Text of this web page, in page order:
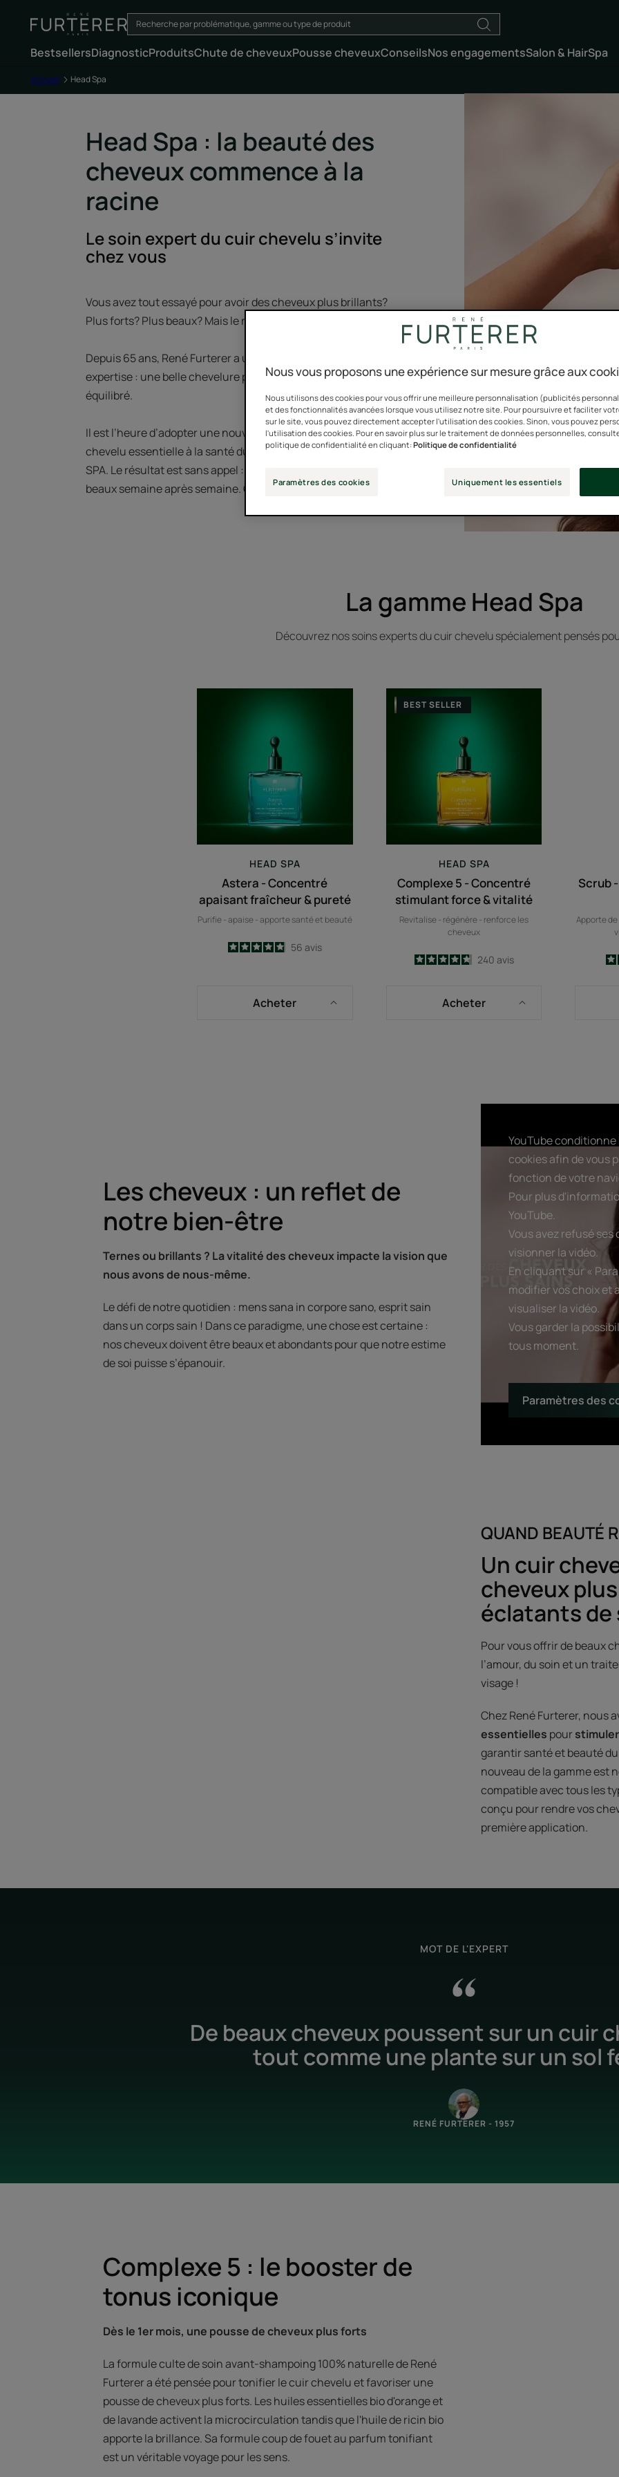
BestsellersDiagnosticProduitsChute de cheveuxPousse cheveuxConseilsNos engagementsSalon & HairSpa
Accueil Head Spa
Head Spa : la beauté des
cheveux commence à la
racine
Le soin expert du cuir chevelu s’invite
chez vous
Vous avez tout essayé pour avoir des cheveux plus brillants?
Plus forts? Plus beaux? Mais le résultat reste le même!
Depuis 65 ans, René Furterer a une conviction et en fait une
expertise : une belle chevelure passe par un cuir chevelu sain et
équilibré. ​
Il est l’heure d’adopter une nouvelle routine de soin du cuir
chevelu essentielle à la santé du cheveu avec la gamme HEAD
SPA. Le résultat est sans appel : des cheveux visiblement plus
beaux semaine après semaine. On vous explique!
La gamme Head Spa
Découvrez nos soins experts du cuir chevelu​ spécialement pensés
apaisant
&
pureté
HEAD SPA
Astera - Concentré
apaisant fraîcheur & pureté
Purifie - apaise - apporte santé et beauté
4.9
/5
56 avis
Acheter
Complexe
5
Concentré
force
&
vitalité
BEST SELLER
HEAD SPA
Complexe 5 - Concentré
stimulant force & vitalité
Revitalise - régénère - renforce les
cheveux
4.7
/5
240 avis
Acheter
Scrub
Apporte
Les cheveux : un reflet de
notre bien-être​
Ternes ou brillants ? La vitalité des cheveux impacte la vision que
nous avons de nous-même.​
Le défi de notre quotidien : mens sana in corpore sano, esprit sain
dans un corps sain ! Dans ce paradigme, une chose est certaine :
nos cheveux doivent être beaux et abondants pour que notre estime
de soi puisse s’épanouir.​
YouTube conditionne
cookies afin de vous
fonction de votre
Pour plus
YouTube.
Vous avez refusé ses
visionner la vidéo.
En cliquant sur «
modifier vos choix et
visualiser la vidéo.
Vous garder la
tous moment.
Paramètres des
QUAND BEAUTÉ
Un cuir
cheveux
éclatants de
Pour vous offrir de beaux
l’amour, du soin et un
visage ! ​
Chez René Furterer, nous
essentielles pourstimuler
garantir santé et beauté
nouveau de la gamme est
compatible avec tous les
conçu pour rendre vos
première application.
MOT DE L'EXPERT
De beaux cheveux poussent sur un cuir
tout comme une plante sur un sol
RENÉ FURTERER - 1957
Complexe 5 : le booster de
tonus iconique
Dès le 1er mois, une pousse de cheveux plus forts​
La formule culte de soin avant-shampoing 100% naturelle de René
Furterer a été pensée pour tonifier le cuir chevelu et favoriser une
pousse de cheveux plus forts. Les huiles essentielles bio d'orange et
de lavande activent la microcirculation tandis que l'huile de ricin bio
apporte la brillance. Sa formule coup de fouet au parfum tonifiant
est un véritable voyage pour les sens.
Nous vous proposons une expérience sur mesure grâce aux
Nous utilisons des cookies pour vous offrir une meilleure personnalisation (publicités
et des fonctionnalités avancées lorsque vous utilisez notre site. Pour poursuivre et faciliter
sur le site, vous pouvez directement accepter l'utilisation des cookies. Sinon, vous pouvez
l'utilisation des cookies. Pour en savoir plus sur le traitement de données personnelles,
politique de confidentialité en cliquant:Politique de confidentialité
Paramètres des cookies Uniquement les essentiels